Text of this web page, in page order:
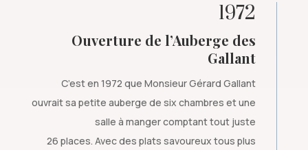
1972
Ouverture de l’Auberge des
Gallant
C’est en 1972 que Monsieur Gérard Gallant
ouvrait sa petite auberge de six chambres et une
salle à manger comptant tout juste
26 places. Avec des plats savoureux tous plus